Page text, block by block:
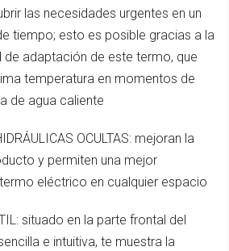
las necesidades urgentes en un
tiempo; esto es posible gracias a la
de adaptación de este termo, que
temperatura en momentos de
de agua caliente
OCULTAS: mejoran la
y permiten una mejor
eléctrico en cualquier espacio
situado en la parte frontal del
e intuitiva, te muestra la